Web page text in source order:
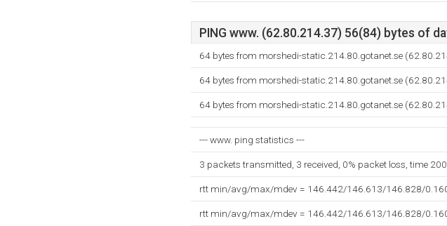
PING www. (62.80.214.37) 56(84) bytes of
64 bytes from morshedi-static.214.80.gotanet.se
64 bytes from morshedi-static.214.80.gotanet.se
64 bytes from morshedi-static.214.80.gotanet.se
--- www. ping statistics ---
3 packets transmitted, 3 received, 0% packet loss, time
rtt min/avg/max/mdev = 146.442/146.613/146.828/
rtt min/avg/max/mdev = 146.442/146.613/146.828/